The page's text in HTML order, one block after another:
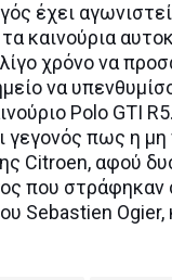
έχει
καινούρια
χρόνο να
να
Polo GTI R5.
γεγονός πως η
Citroen, αφού
που στράφηκαν
Sebastien